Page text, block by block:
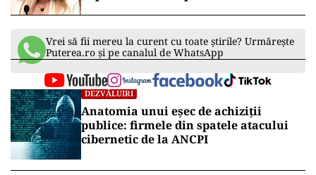
Vrei să fii mereu la curent cu toate știrile? Urmărește
Puterea.ro și pe canalul de WhatsApp
DEZVĂLUIRI
Anatomia unui eșec de achiziții
publice: firmele din spatele atacului
cibernetic de la ANCPI